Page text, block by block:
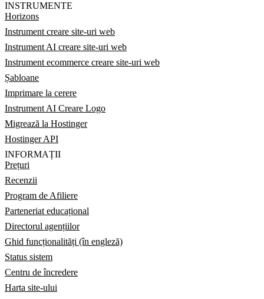
INSTRUMENTE
Horizons
Instrument creare site-uri web
Instrument AI creare site-uri web
Instrument ecommerce creare site-uri web
Șabloane
Imprimare la cerere
Instrument AI Creare Logo
Migrează la Hostinger
Hostinger API
INFORMAȚII
Prețuri
Recenzii
Program de Afiliere
Parteneriat educațional
Directorul agențiilor
Ghid funcționalități (în engleză)
Status sistem
Centru de încredere
Harta site-ului